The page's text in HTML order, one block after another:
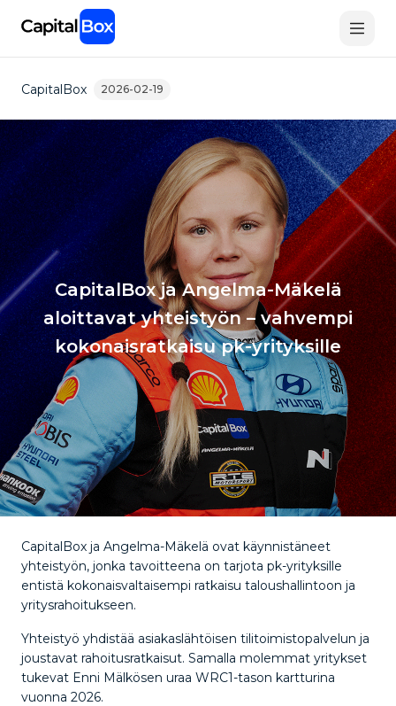
content
CapitalBox 2026-02-19
CapitalBox ja Angelma-Mäkelä
aloittavat yhteistyön – vahvempi
kokonaisratkaisu pk-yrityksille
CapitalBox ja Angelma-Mäkelä ovat käynnistäneet
yhteistyön, jonka tavoitteena on tarjota pk-yrityksille
entistä kokonaisvaltaisempi ratkaisu taloushallintoon ja
yritysrahoitukseen.
Yhteistyö yhdistää asiakaslähtöisen tilitoimistopalvelun ja
joustavat rahoitusratkaisut. Samalla molemmat yritykset
tukevat Enni Mälkösen uraa WRC1-tason kartturina
vuonna 2026.